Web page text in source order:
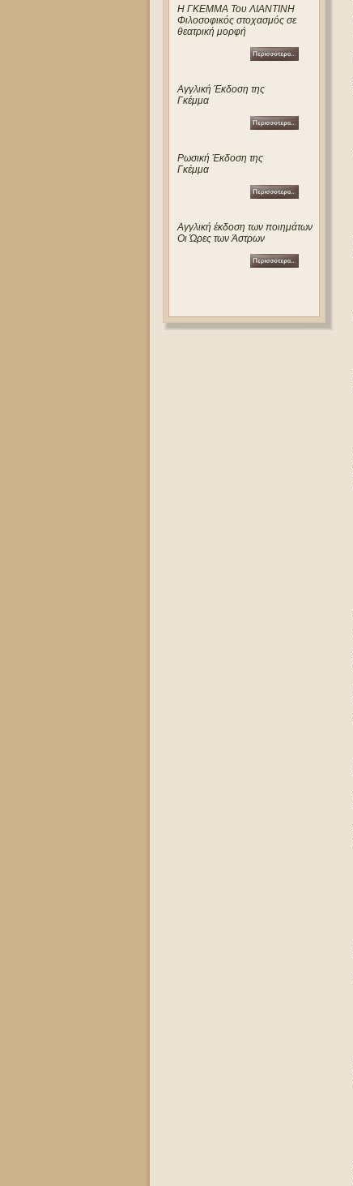
Η ΓΚΕΜΜΑ Του ΛΙΑΝΤΙΝΗ
Φιλοσοφικός στοχασμός σε
θεατρική μορφή
Αγγλική Έκδοση της
Γκέμμα
Ρωσική Έκδοση της
Γκέμμα
Αγγλική έκδοση των ποιημάτων
Οι Ώρες των Άστρων